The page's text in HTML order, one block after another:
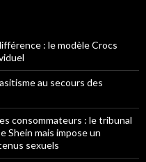
: le modèle Crocs
au secours des
consommateurs : le tribunal
Shein mais impose un
sexuels